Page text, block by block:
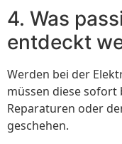
4. Was
entdeckt
Werden bei der
müssen diese sofort
Reparaturen oder
geschehen.